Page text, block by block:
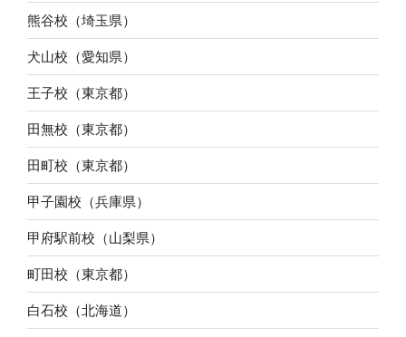
熊谷校（埼玉県）
犬山校（愛知県）
王子校（東京都）
田無校（東京都）
田町校（東京都）
甲子園校（兵庫県）
甲府駅前校（山梨県）
町田校（東京都）
白石校（北海道）